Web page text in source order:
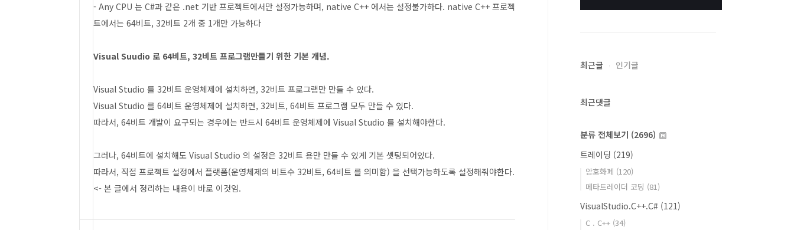
- Any CPU 는 C#과 같은 .net 기반 프로젝트에서만 설정가능하며, native C++ 에서는 설정불가하다. native C++ 프로젝
트에서는 64비트, 32비트 2개 중 1개만 가능하다
Visual Suudio 로 64비트, 32비트 프로그램만들기 위한 기본 개념.
Visual Studio 를 32비트 운영체제에 설치하면, 32비트 프로그램만 만들 수 있다.
Visual Studio 를 64비트 운영체제에 설치하면, 32비트, 64비트 프로그램 모두 만들 수 있다.
따라서, 64비트 개발이 요구되는 경우에는 반드시 64비트 운영체제에 Visual Studio 를 설치해야한다.
그러나, 64비트에 설치해도 Visual Studio 의 설정은 32비트 용만 만들 수 있게 기본 셋팅되어있다.
따라서, 직접 프로젝트 설정에서 플랫폼(운영체제의 비트수 32비트, 64비트 를 의미함) 을 선택가능하도록 설정해줘야한다.
<- 본 글에서 정리하는 내용이 바로 이것임.
최근글 인기글
최근댓글
분류 전체보기 (2696)
트레이딩 (219)
암호화폐 (120)
메타트레이더 코딩 (81)
VisualStudio.C++.C# (121)
C . C++ (34)